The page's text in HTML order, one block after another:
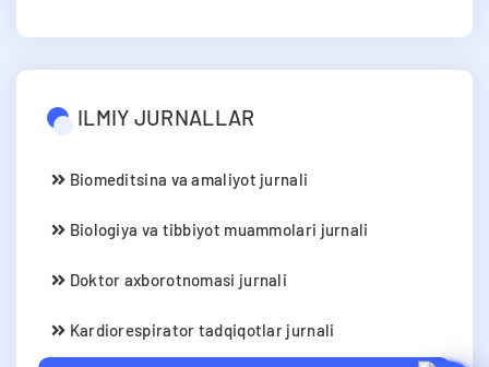
ILMIY JURNALLAR
Biomeditsina va amaliyot jurnali
Biologiya va tibbiyot muammolari jurnali
Doktor axborotnomasi jurnali
Kardiorespirator tadqiqotlar jurnali